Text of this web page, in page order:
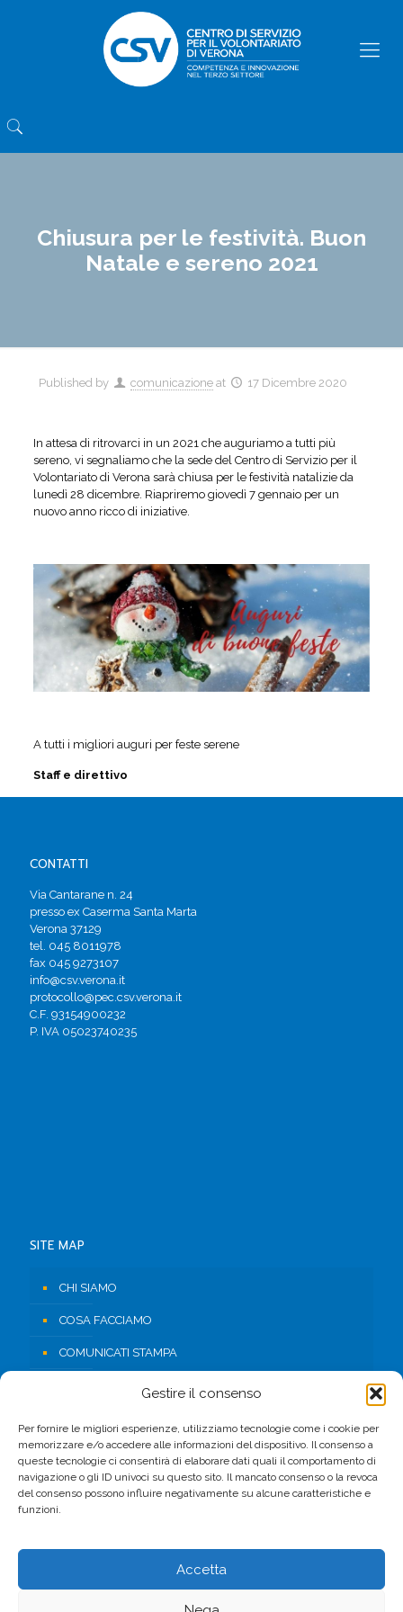
Gestire il consenso
Per fornire le migliori esperienze, utilizziamo tecnologie come i cookie per
memorizzare e/o accedere alle informazioni del dispositivo. Il consenso a
queste tecnologie ci consentirà di elaborare dati quali il comportamento di
navigazione o gli ID univoci su questo sito. Il mancato consenso o la revoca
del consenso possono influire negativamente su alcune caratteristiche e
funzioni.
Accetta
Chiusura per le festività. Buon
Natale e sereno 2021
Published by comunicazione at 17 Dicembre 2020
In attesa di ritrovarci in un 2021 che auguriamo a tutti più
sereno, vi segnaliamo che la sede del Centro di Servizio per il
Volontariato di Verona sarà chiusa per le festività natalizie da
lunedì 28 dicembre. Riapriremo giovedì 7 gennaio per un
nuovo anno ricco di iniziative.
A tutti i migliori auguri per feste serene
Staff e direttivo
CONTATTI
Via Cantarane n. 24
presso ex Caserma Santa Marta
Verona 37129
tel. 045 8011978
fax 045 9273107
info@csv.verona.it
protocollo@pec.csv.verona.it
C.F. 93154900232
P. IVA 05023740235
SITE MAP
CHI SIAMO
COSA FACCIAMO
COMUNICATI STAMPA
AREA RISERVATA
FACEBOOK